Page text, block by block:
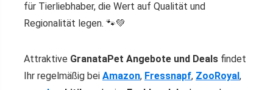
für Tierliebhaber, die Wert auf Qualität und
Regionalität legen. 🐾💚
Attraktive GranataPet Angebote und Deals findet
Ihr regelmäßig bei Amazon, Fressnapf, ZooRoyal,